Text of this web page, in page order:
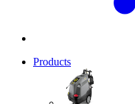
Products